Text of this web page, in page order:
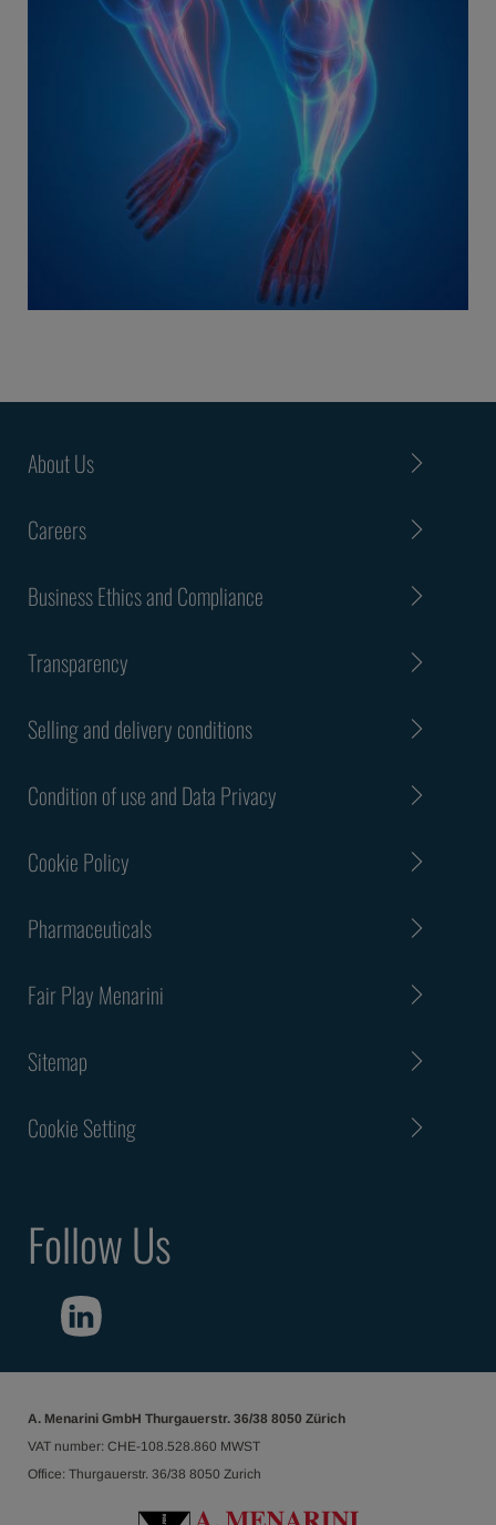
About Us
Careers
Business Ethics and Compliance
Transparency
Selling and delivery conditions
Condition of use and Data Privacy
Cookie Policy
Pharmaceuticals
Fair Play Menarini
Sitemap
Cookie Setting
Follow Us
A. Menarini GmbH Thurgauerstr. 36/38 8050 Zürich
VAT number: CHE-108.528.860 MWST
Office: Thurgauerstr. 36/38 8050 Zurich